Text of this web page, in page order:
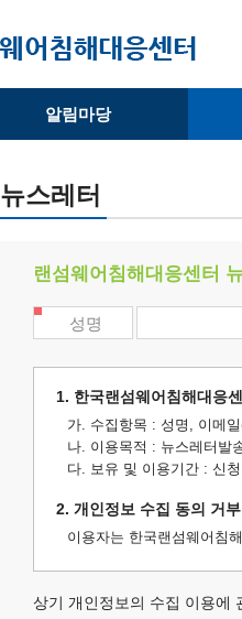
알림마당
· 뉴스레터
뉴스레터
랜섬웨어침해대응센터
성명
1. 한국랜섬웨어침해대응
가. 수집항목 : 성명, 이메
나. 이용목적 : 뉴스레터발
다. 보유 및 이용기간 : 신
2. 개인정보 수집 동의 거부
이용자는 한국랜섬웨어침
상기 개인정보의 수집 이용에